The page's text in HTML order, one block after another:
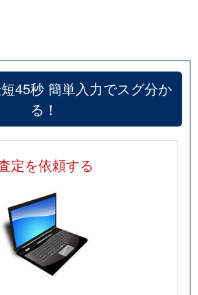
45秒 簡単入力でスグ分か
る！
定を依頼する